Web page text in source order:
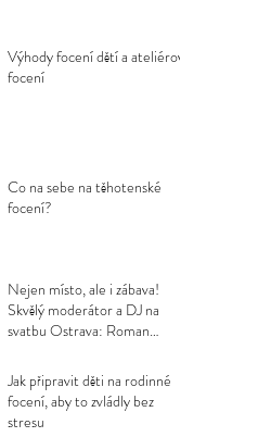
Výhody focení dětí a ateliérové
focení
Co na sebe na těhotenské
focení?
Nejen místo, ale i zábava!
Skvělý moderátor a DJ na
svatbu Ostrava: Roman
Jak připravit děti na rodinné
focení, aby to zvládly bez
stresu